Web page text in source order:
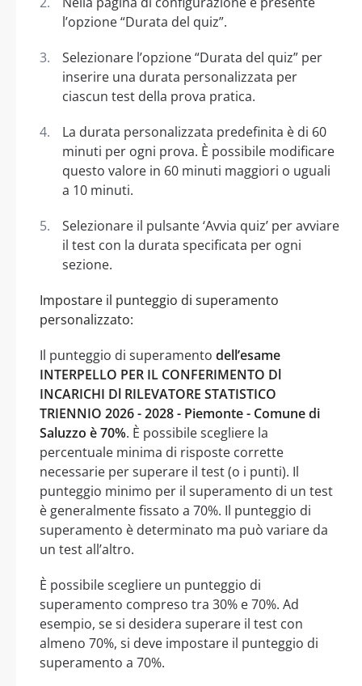
l’opzione “Durata del quiz”.
Selezionare l’opzione “Durata del quiz” per
inserire una durata personalizzata per
ciascun test della prova pratica.
La durata personalizzata predefinita è di 60
minuti per ogni prova. È possibile modificare
questo valore in 60 minuti maggiori o uguali
a 10 minuti.
Selezionare il pulsante ‘Avvia quiz’ per avviare
il test con la durata specificata per ogni
sezione.
Impostare il punteggio di superamento
personalizzato:
Il punteggio di superamento dell’esame
INTERPELLO PER IL CONFERIMENTO Dl
INCARICHI Dl RILEVATORE STATISTICO
TRIENNIO 2026 - 2028 - Piemonte - Comune di
Saluzzo è 70%. È possibile scegliere la
percentuale minima di risposte corrette
necessarie per superare il test (o i punti). Il
punteggio minimo per il superamento di un test
è generalmente fissato a 70%. Il punteggio di
superamento è determinato ma può variare da
un test all’altro.
È possibile scegliere un punteggio di
superamento compreso tra 30% e 70%. Ad
esempio, se si desidera superare il test con
almeno 70%, si deve impostare il punteggio di
superamento a 70%.